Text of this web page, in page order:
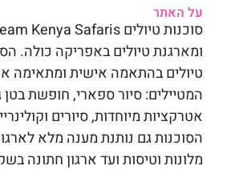
על האתר
סוכנות טיוליםKenya Safaris
ומארגנת טיולים באפריקה כולה.
טיולים בהתאמה אישית ומתאימה
המטיילים: סיור ספארי, חופשת בטן
אטרקציות מיוחדות, סיורים
הסוכנות גם נותנת מענה מלא
מלונות וטיסות ועד ארגון חתונה